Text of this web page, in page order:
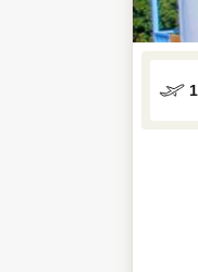
Большой Сочи